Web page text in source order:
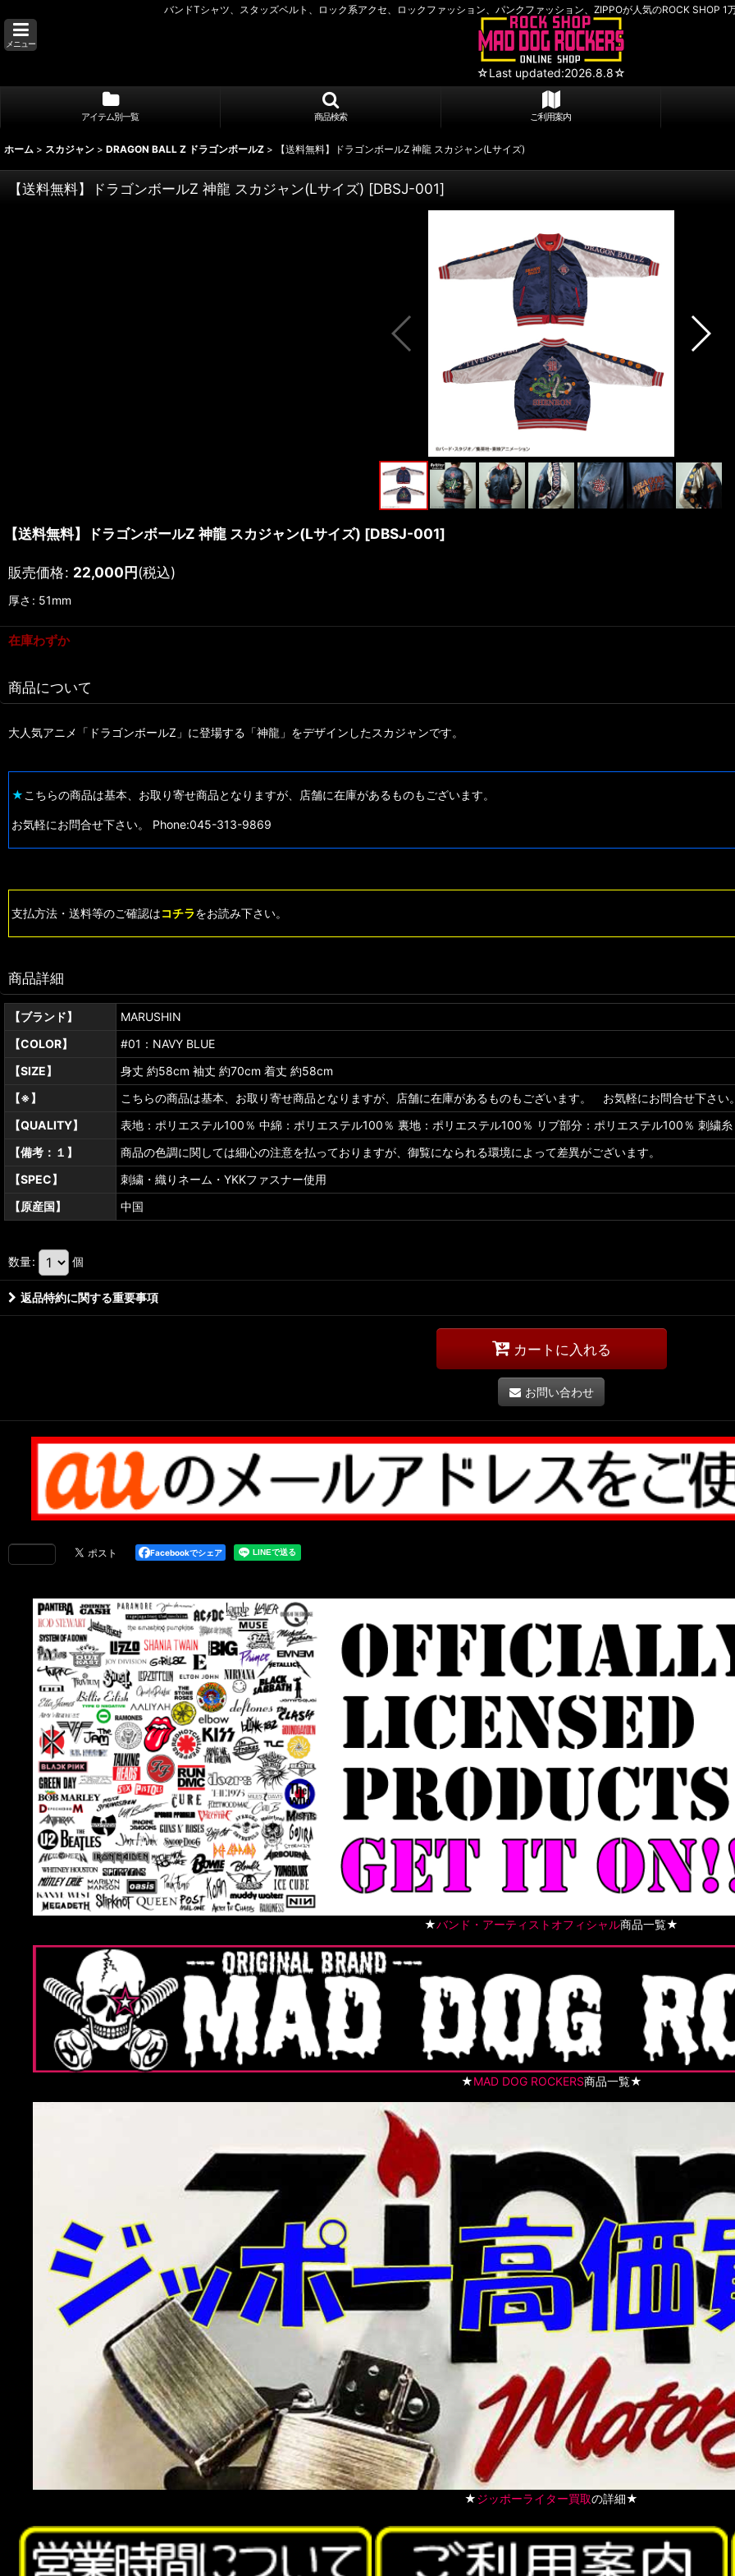
バンドTシャツ、スタッズベルト、ロック系アクセ、ロックファッション、パンクファッション、ZIPPOが人気のROCK SHOP
メニュー
☆Last updated:2026.8.8☆
アイテム別一覧 商品検索 ご利用案内
ホーム > スカジャン > DRAGON BALL Z ドラゴンボールZ > 【送料無料】ドラゴンボールZ 神龍 スカジャン(Lサイズ)
【送料無料】ドラゴンボールZ 神龍 スカジャン(Lサイズ) [DBSJ-001]
【送料無料】ドラゴンボールZ 神龍 スカジャン(Lサイズ) [DBSJ-001]
販売価格: 22,000円(税込)
厚さ : 51mm
在庫わずか
商品について
大人気アニメ「ドラゴンボールZ」に登場する「神龍」をデザインしたスカジャンです。
★ こちらの商品は基本、お取り寄せ商品となりますが、店舗に在庫があるものもございます。
お気軽にお問合せ下さい。 Phone:045-313-9869
支払方法・送料等のご確認はコチラをお読み下さい。
商品詳細
【ブランド】
MARUSHIN
【COLOR】
#01：NAVY BLUE
【SIZE】
身丈 約58cm 袖丈 約70cm 着丈 約58cm
【※】
こちらの商品は基本、お取り寄せ商品となりますが、店舗に在庫があるものもございます。 お気軽にお問合せ下さい
【QUALITY】
表地：ポリエステル100％ 中綿：ポリエステル100％ 裏地：ポリエステル100％ リブ部分：ポリエステル100％ 刺繍
【備考：１】
商品の色調に関しては細心の注意を払っておりますが、御覧になられる環境によって差異がございます。
【SPEC】
刺繍・織りネーム・YKKファスナー使用
【原産国】
中国
数量: 個
返品特約に関する重要事項
カートに入れる
お問い合わせ
Facebookでシェア
★バンド・アーティストオフィシャル商品一覧★
★MAD DOG ROCKERS商品一覧★
★ジッポーライター買取の詳細★